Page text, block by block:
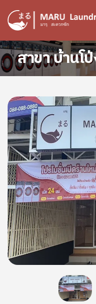
ข้ามไปยังเนื้อหาหลัก
สาขา บ้านโ
Image
Image
Image
Image